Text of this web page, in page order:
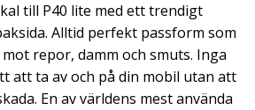
till P40 lite med ett trendigt
Alltid perfekt passform som
repor, damm och smuts. Inga
att ta av och på din mobil utan att
En av världens mest använda